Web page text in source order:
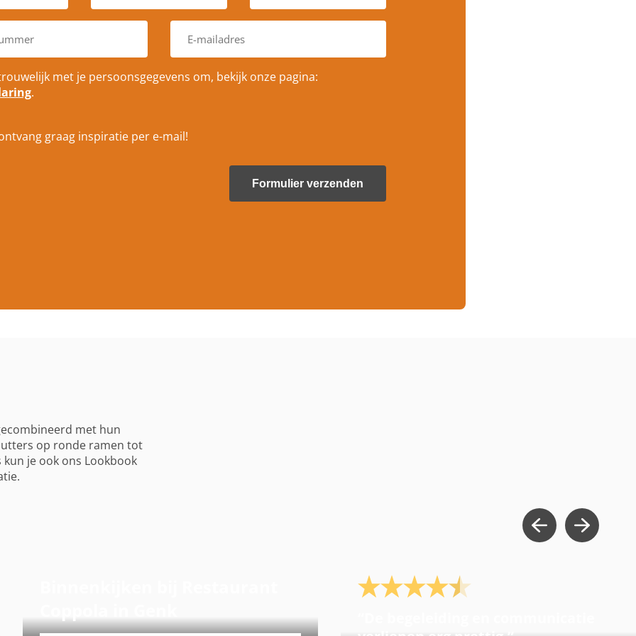
s
t
d
e
*
r
a
*
E
m
i
r
met je persoonsgegevens om, bekijk onze pagina:
.
graag inspiratie per e-mail!
met hun
op ronde ramen tot
je ook ons Lookbook